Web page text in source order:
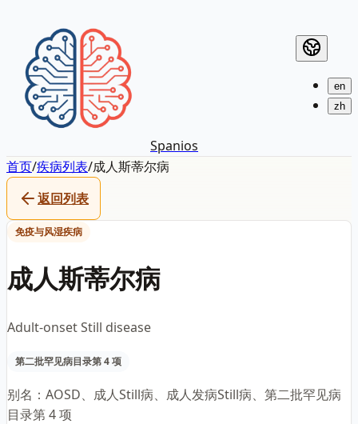
Spanios
en
zh
首页/疾病列表/成人斯蒂尔病
返回列表
免疫与风湿疾病
成人斯蒂尔病
Adult-onset Still disease
第二批罕见病目录第 4 项
别名： AOSD、成人Still病、成人发病Still病、第二批罕见病
目录第 4 项